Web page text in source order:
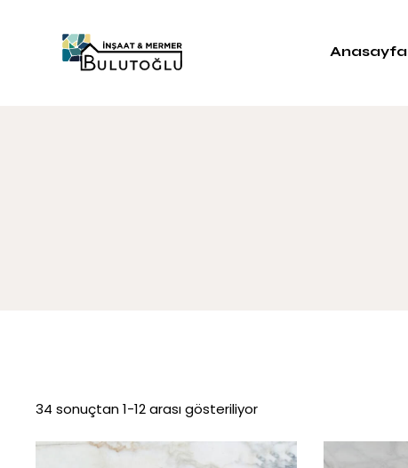
Anasayfa
34 sonuçtan 1-12 arası gösteriliyor